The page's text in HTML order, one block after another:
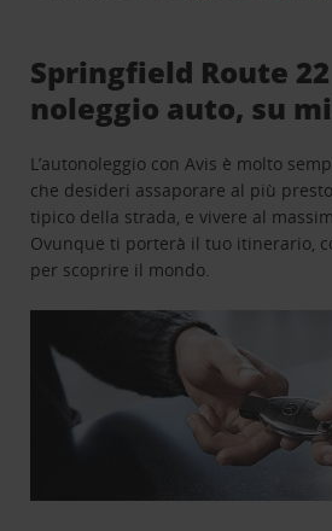
Springfield Route
noleggio auto, su
L’autonoleggio con Avis è molto
che desideri assaporare al più
tipico della strada, e vivere al
Ovunque ti porterà il tuo itinerario,
per scoprire il mondo.